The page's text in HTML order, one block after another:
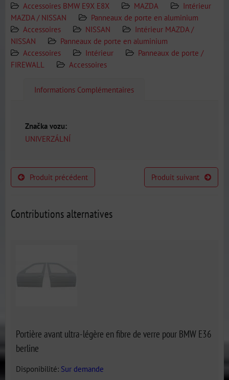
Accessoires BMW E9X E8X
MAZDA
Intérieur
MAZDA / NISSAN
Panneaux de porte en aluminium
Accessoires
NISSAN
Intérieur MAZDA /
NISSAN
Panneaux de porte en aluminium
Accessoires
Intérieur
Panneaux de porte /
FIREWALL
Accessoires
Informations Complémentaires
Značka vozu:
UNIVERZÁLNÍ
Produit précédent Produit suivant
Contributions alternatives
Portière avant ultra-légère en fibre de verre pour BMW E36
berline
Disponibilité: Sur demande